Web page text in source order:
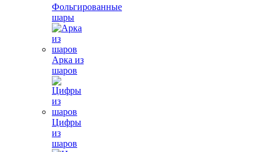
Фольгированные
шары
Арка из
шаров
Цифры
из
шаров